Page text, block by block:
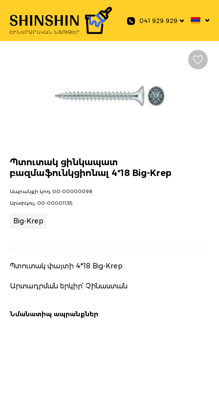
041 929 929
Պտուտակ ցինկապատ
բազմաֆունկցիոնալ 4*18 Big-Krep
Ապրանքի կոդ: 00-00000098
Արտիկուլ: 00-00001135
Big-Krep
Պտուտակ փայտի 4*18 Big-Krep
Արտադրման երկիր՝ Չինաստան
Նմանատիպ ապրանքներ